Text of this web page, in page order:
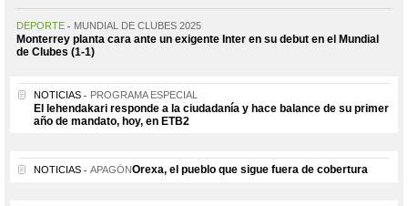
DEPORTE MUNDIAL DE CLUBES 2025
Monterrey planta cara ante un exigente Inter en su debut en el Mundial
de Clubes (1-1)
NOTICIAS PROGRAMA ESPECIAL
El lehendakari responde a la ciudadanía y hace balance de su primer
año de mandato, hoy, en ETB2
NOTICIAS APAGÓNOrexa, el pueblo que sigue fuera de cobertura